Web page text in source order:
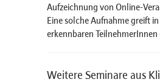
Aufzeichnung von Online-
Eine solche Aufnahme greift
erkennbaren
Weitere Seminare aus